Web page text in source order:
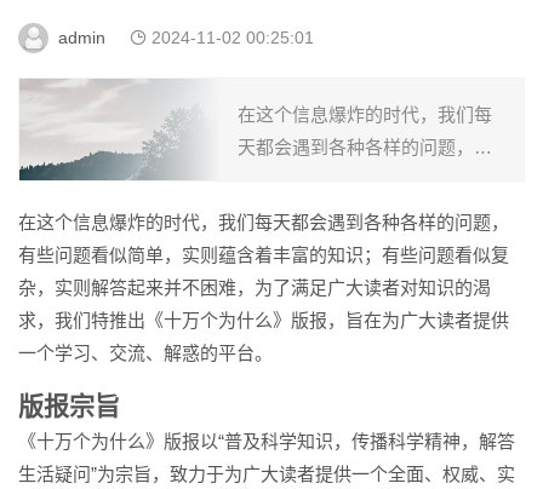
admin 2024-11-02 00:25:01
在这个信息爆炸的时代，我们每
天都会遇到各种各样的问题，有
富的知识；有些问题看似复杂，
实则解答起来并不困难，为了满
足广大读者对知识的渴求，我
们...
在这个信息爆炸的时代，我们每天都会遇到各种各样的问题，
有些问题看似简单，实则蕴含着丰富的知识；有些问题看似复
杂，实则解答起来并不困难，为了满足广大读者对知识的渴
求，我们特推出《十万个为什么》版报，旨在为广大读者提供
一个学习、交流、解惑的平台。
版报宗旨
《十万个为什么》版报以“普及科学知识，传播科学精神，解答
生活疑问”为宗旨，致力于为广大读者提供一个全面、权威、实